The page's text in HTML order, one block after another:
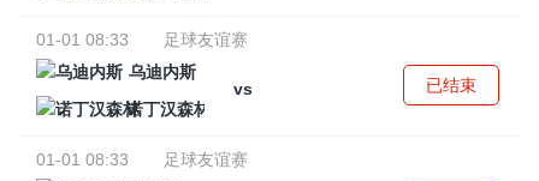
01-01 08:33
足球友谊赛
乌迪内斯
vs
诺丁汉森林
已结束
01-01 08:33
足球友谊赛